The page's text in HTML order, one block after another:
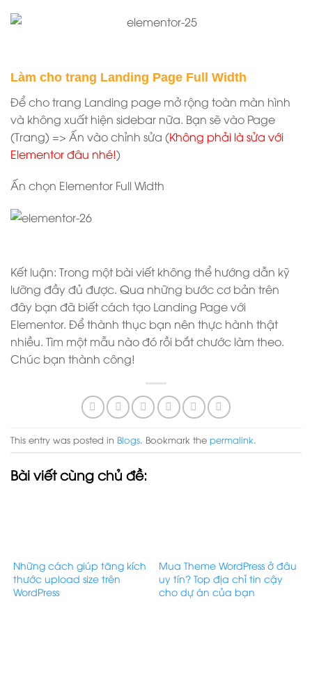
Làm cho trang Landing Page Full Width
Để cho trang Landing page mở rộng toàn màn hình
và không xuất hiện sidebar nữa. Bạn sẽ vào Page
(Trang) => Ấn vào chỉnh sửa (Không phải là sửa với
Elementor đâu nhé!)
Ấn chọn Elementor Full Width
Kết luận: Trong một bài viết không thể hướng dẫn kỹ
lưỡng đầy đủ được. Qua những bước cơ bản trên
đây bạn đã biết cách tạo Landing Page với
Elementor. Để thành thục bạn nên thực hành thật
nhiều. Tìm một mẫu nào đó rồi bắt chước làm theo.
Chúc bạn thành công!
This entry was posted in Blogs. Bookmark the permalink.
Bài viết cùng chủ đề:
Những cách giúp tăng kích
thước upload size trên
WordPress
Mua Theme WordPress ở đâu
uy tín? Top địa chỉ tin cậy
cho dự án của bạn